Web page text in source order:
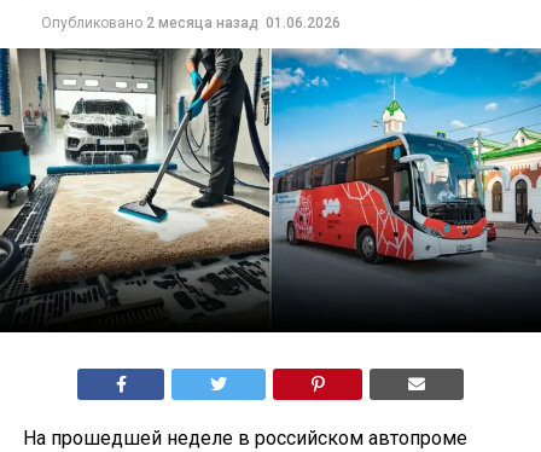
Опубликовано 2 месяца назад 01.06.2026
На прошедшей неделе в российском автопроме